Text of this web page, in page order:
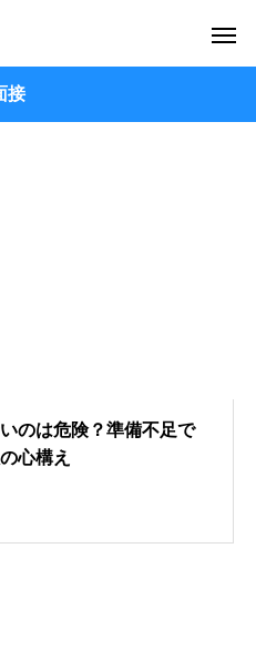
接
のは危険？準備不足で
心構え